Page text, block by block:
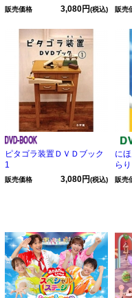
販売価格 3,080円(税込) 販売
ピタゴラ装置ＤＶＤブック
1
販売価格 3,080円(税込)
に
ら
販売